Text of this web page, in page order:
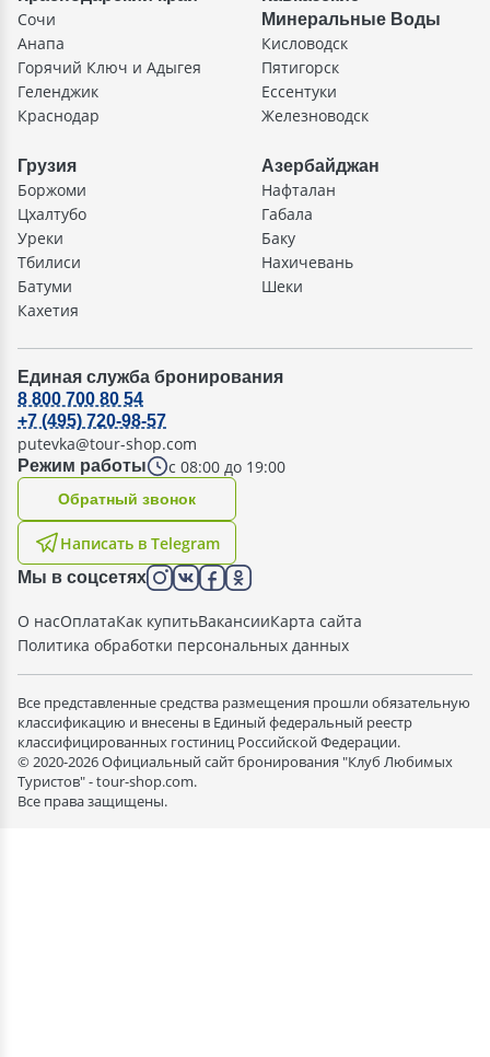
Сочи
Анапа
Горячий Ключ и Адыгея
Геленджик
Краснодар
Минеральные Воды
Кисловодск
Пятигорск
Ессентуки
Железноводск
Грузия
Боржоми
Цхалтубо
Уреки
Тбилиси
Батуми
Кахетия
Азербайджан
Нафталан
Габала
Баку
Нахичевань
Шеки
Единая служба бронирования
Режим работы с 08:00 до 19:00
8 800 700 80 54
+7 (495) 720-98-57
putevka@tour-shop.com
Написать в Telegram
Oбратный звонок
Мы в соцсетях
О насОплатаКак купитьВакансииКарта сайта
Политика обработки персональных данных
Все представленные средства размещения прошли обязательную
классификацию и внесены в Единый федеральный реестр
классифицированных гостиниц Российской Федерации.
© 2020-2026 Официальный сайт бронирования "Клуб Любимых
Туристов" - tour-shop.com.
Все права защищены.